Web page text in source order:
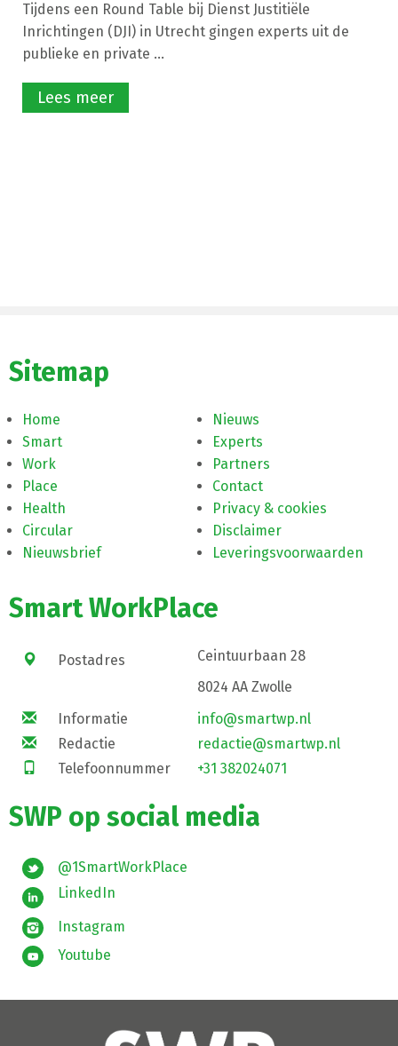
Tijdens een Round Table bij Dienst Justitiële
Inrichtingen (DJI) in Utrecht gingen experts uit de
publieke en private ...
Lees meer
Sitemap
Home
Smart
Work
Place
Health
Circular
Nieuwsbrief
Nieuws
Experts
Partners
Contact
Privacy & cookies
Disclaimer
Leveringsvoorwaarden
Smart WorkPlace
Postadres
Ceintuurbaan 28
8024 AA Zwolle
Informatie
info@smartwp.nl
Redactie
redactie@smartwp.nl
Telefoonnummer
+31 382024071
SWP op social media
@1SmartWorkPlace
LinkedIn
Instagram
Youtube